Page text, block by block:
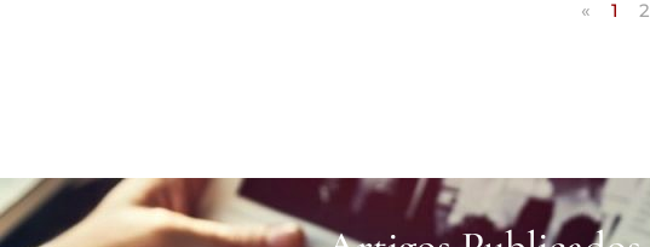
« 1 2